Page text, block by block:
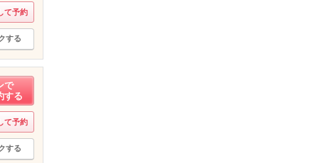
て予約
する
で
する
て予約
する